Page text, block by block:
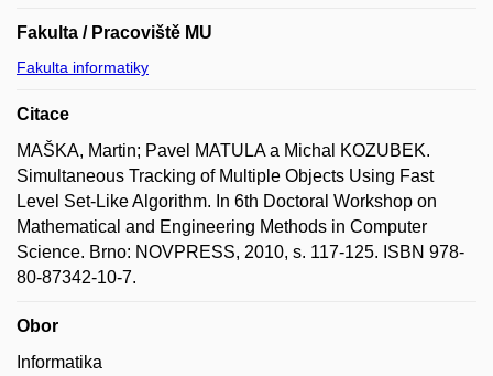
Fakulta / Pracoviště MU
Fakulta informatiky
Citace
MAŠKA, Martin; Pavel MATULA a Michal KOZUBEK.
Simultaneous Tracking of Multiple Objects Using Fast
Level Set-Like Algorithm. In 6th Doctoral Workshop on
Mathematical and Engineering Methods in Computer
Science. Brno: NOVPRESS, 2010, s. 117-125. ISBN 978-
80-87342-10-7.
Obor
Informatika